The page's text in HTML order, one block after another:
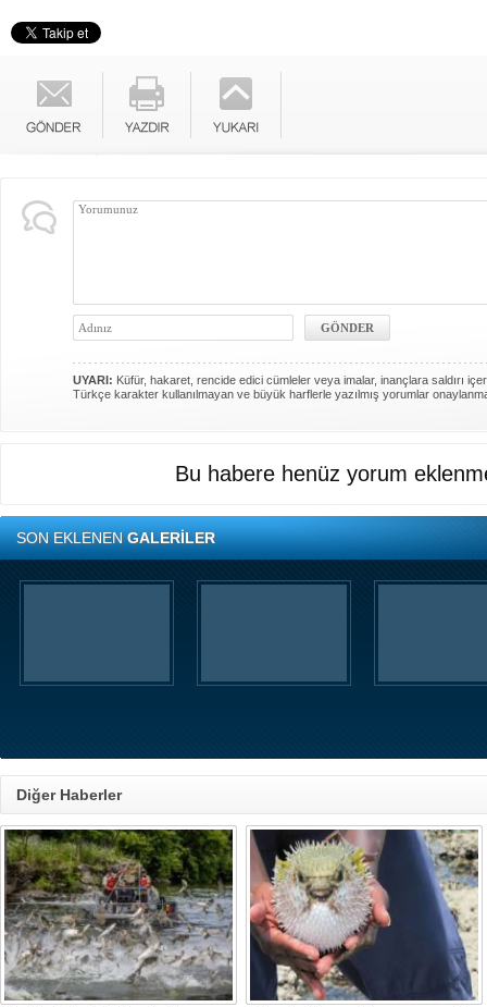
UYARI: Küfür, hakaret, rencide edici cümleler veya imalar, inançlara saldırı
Türkçe karakter kullanılmayan ve büyük harflerle yazılmış yorumlar
Bu habere henüz yorum
SON EKLENENGALERİLER
Diğer Haberler